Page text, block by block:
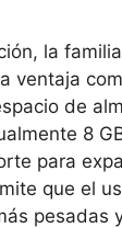
la
ventaja
de
8
para
que el
pesadas